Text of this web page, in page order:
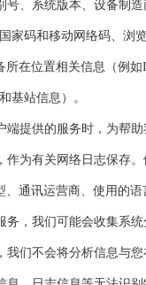
号、系统版本、设备制
家码和移动网络码、浏
在位置相关信息（例
基站信息）。
端提供的服务时，为帮
作为有关网络日志保存
通讯运营商、使用的
务，我们可能会收集系
我们不会将分析信息与